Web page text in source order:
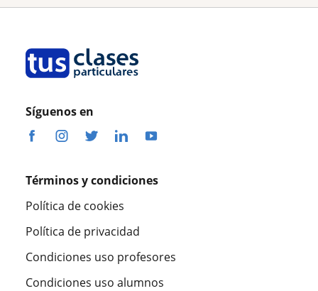
Síguenos en
Términos y condiciones
Política de cookies
Política de privacidad
Condiciones uso profesores
Condiciones uso alumnos